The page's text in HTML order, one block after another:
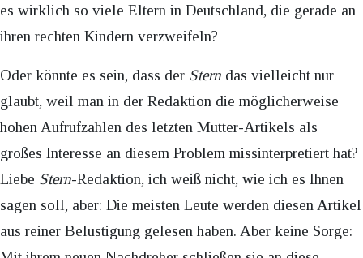
es wirklich so viele Eltern in Deutschland, die gerade an
ihren rechten Kindern verzweifeln?
Oder könnte es sein, dass der Stern das vielleicht nur
glaubt, weil man in der Redaktion die möglicherweise
hohen Aufrufzahlen des letzten Mutter-Artikels als
großes Interesse an diesem Problem missinterpretiert hat?
Liebe Stern-Redaktion, ich weiß nicht, wie ich es Ihnen
sagen soll, aber: Die meisten Leute werden diesen Artikel
aus reiner Belustigung gelesen haben. Aber keine Sorge: